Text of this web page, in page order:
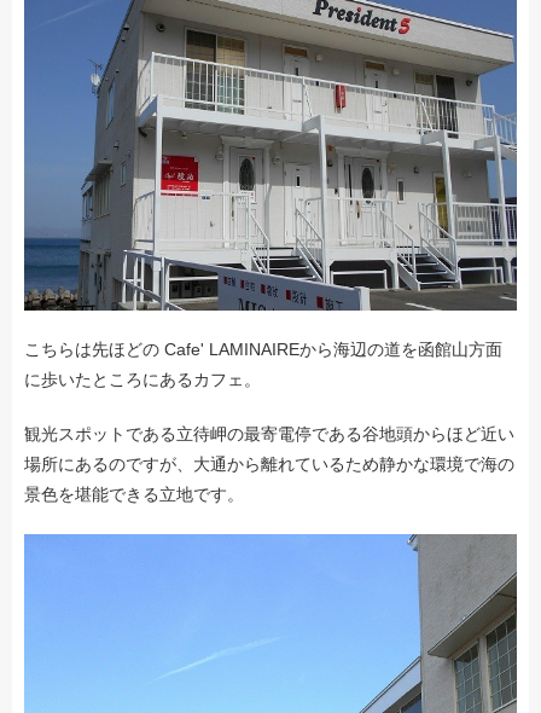
こちらは先ほどの Cafe' LAMINAIREから海辺の道を函館山方面
に歩いたところにあるカフェ。
観光スポットである立待岬の最寄電停である谷地頭からほど近い
場所にあるのですが、大通から離れているため静かな環境で海の
景色を堪能できる立地です。